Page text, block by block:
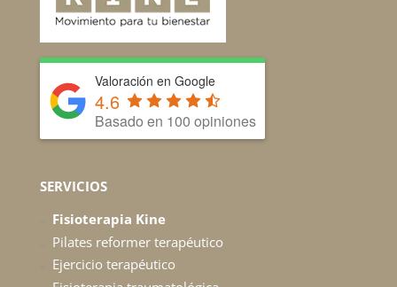
Valoración en Google
4.6
Basado en 100 opiniones
SERVICIOS
Fisioterapia Kine
Pilates reformer terapéutico
Ejercicio terapéutico